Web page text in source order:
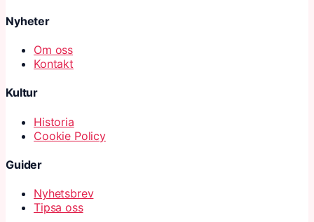
Nyheter
Om oss
Kontakt
Kultur
Historia
Cookie Policy
Guider
Nyhetsbrev
Tipsa oss